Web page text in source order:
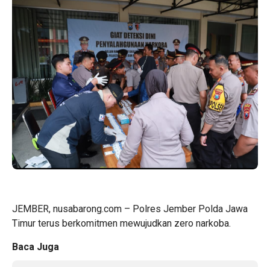
JEMBER, nusabarong.com – Polres Jember Polda Jawa
Timur terus berkomitmen mewujudkan zero narkoba.
Baca Juga